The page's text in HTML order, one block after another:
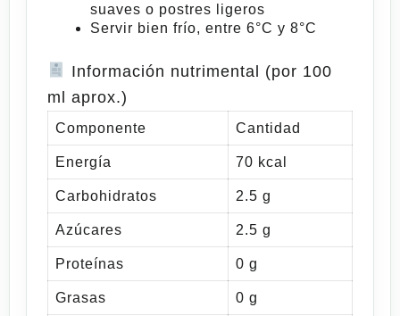
suaves o postres ligeros
Servir bien frío, entre 6°C y 8°C
Información nutrimental (por 100
ml aprox.)
Componente Cantidad
Energía 70 kcal
Carbohidratos 2.5 g
Azúcares 2.5 g
Proteínas 0 g
Grasas 0 g